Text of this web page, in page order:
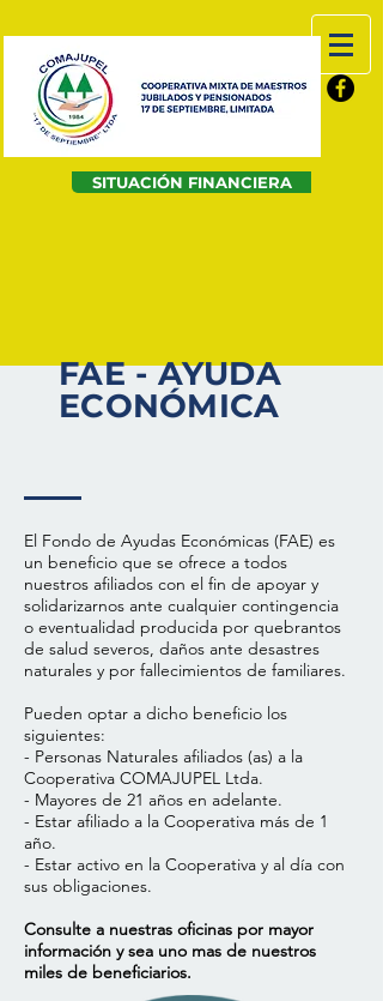
SITUACIÓN FINANCIERA
FAE - AYUDA
ECONÓMICA
El Fondo de Ayudas Económicas (FAE) es
un beneficio que se ofrece a todos
nuestros afiliados con el fin de apoyar y
solidarizarnos ante cualquier contingencia
o eventualidad producida por quebrantos
de salud severos, daños ante desastres
naturales y por fallecimientos de familiares.
Pueden optar a dicho beneficio los
siguientes:
- Personas Naturales afiliados (as) a la
Cooperativa COMAJUPEL Ltda.
- Mayores de 21 años en adelante.
- Estar afiliado a la Cooperativa más de 1
año.
- Estar activo en la Cooperativa y al día con
sus obligaciones.
Consulte a nuestras oficinas por mayor
información y sea uno mas de nuestros
miles de beneficiarios.